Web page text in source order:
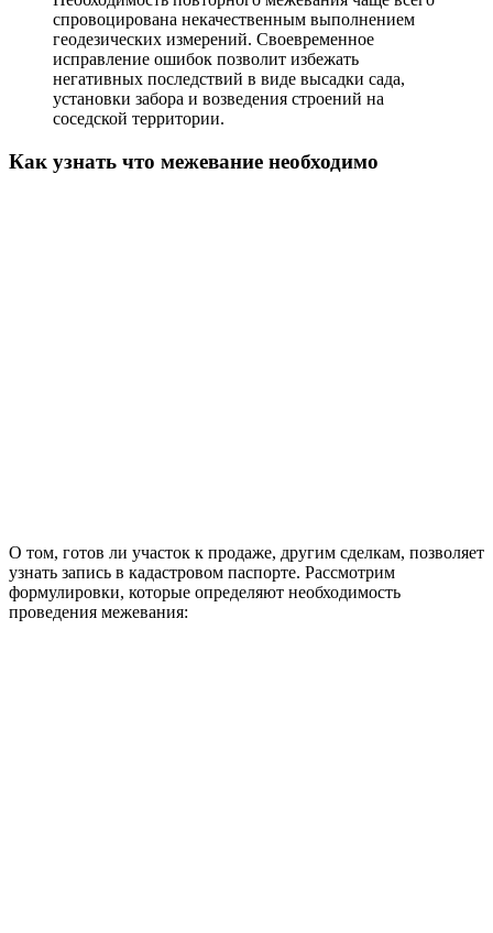
спровоцирована некачественным выполнением
геодезических измерений. Своевременное
исправление ошибок позволит избежать
негативных последствий в виде высадки сада,
установки забора и возведения строений на
соседской территории.
Как узнать что межевание необходимо
О том, готов ли участок к продаже, другим сделкам, позволяет
узнать запись в кадастровом паспорте. Рассмотрим
формулировки, которые определяют необходимость
проведения межевания: